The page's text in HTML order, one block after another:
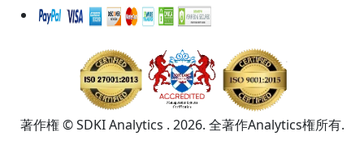
著作権 © SDKI Analytics . 2026. 全著作Analytics権所有.